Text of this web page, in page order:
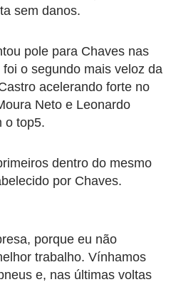
sem danos.
pole para Chaves nas
o segundo mais veloz da
acelerando forte no
Neto e Leonardo
o top5.
dentro do mesmo
por Chaves.
porque eu não
trabalho. Vínhamos
e, nas últimas voltas